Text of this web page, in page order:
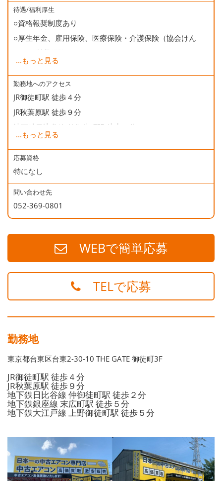
待遇/福利厚生
○資格報奨制度あり
○厚生年金、雇用保険、医療保険・介護保険（協会けん
ぽ）、労災保険
○健康診断
○誕生日会
...もっと見る
勤務地へのアクセス
JR御徒町駅 徒歩４分
JR秋葉原駅 徒歩９分
地下鉄日比谷線 仲御徒町駅 徒歩２分
地下鉄銀座線 末広町駅 徒歩５分
地下鉄大江戸線 上野御徒町駅 徒歩５分
...もっと見る
応募資格
特になし
問い合わせ先
052-369-0801
WEBで簡単応募
TELで応募
勤務地
東京都台東区台東2-30-10 THE GATE 御徒町3F
JR御徒町駅 徒歩４分
JR秋葉原駅 徒歩９分
地下鉄日比谷線 仲御徒町駅 徒歩２分
地下鉄銀座線 末広町駅 徒歩５分
地下鉄大江戸線 上野御徒町駅 徒歩５分